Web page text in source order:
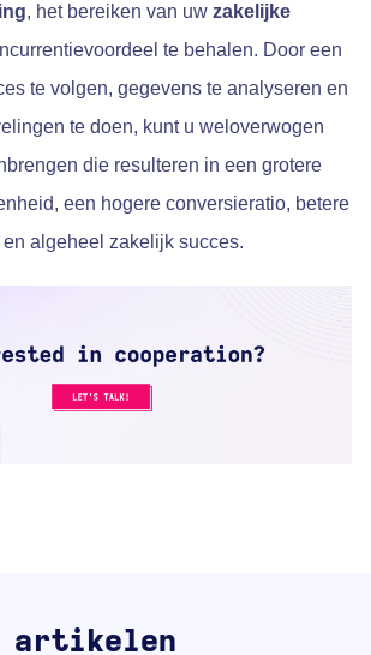
, het bereiken van uw zakelijke
te behalen. Door een
te volgen, gegevens te analyseren en
te doen, kunt u weloverwogen
die resulteren in een grotere
een hogere conversieratio, betere
algeheel zakelijk succes.
artikelen